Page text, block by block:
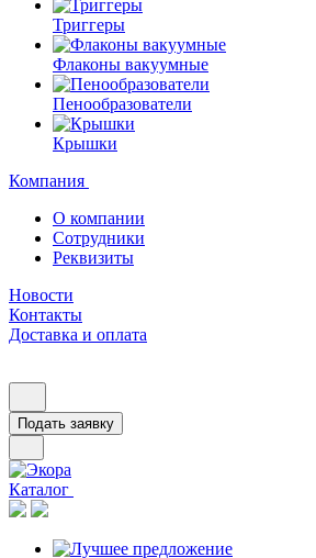
Триггеры
Флаконы вакуумные
Пенообразователи
Крышки
Компания
О компании
Сотрудники
Реквизиты
Новости
Контакты
Доставка и оплата
Подать заявку
Каталог